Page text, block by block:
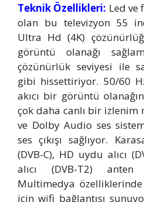
Teknik Özellikleri: Led ve
olan bu televizyon 55
Ultra Hd (4K)
görüntü olanağı
çözünürlük seviyesi ile
gibi hissettiriyor. 50/60
akıcı bir görüntü
çok daha canlı bir izlenim
ve Dolby Audio ses
ses çıkışı sağlıyor.
(DVB-C), HD uydu alıcı
alıcı (DVB-T2) anten
Multimedya
için wifi bağlantısı